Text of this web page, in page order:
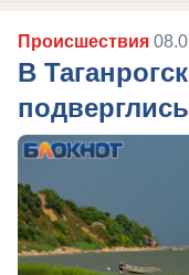
Происшествия
В